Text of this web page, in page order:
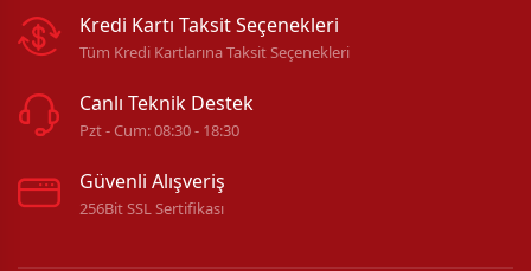
Kredi Kartı Taksit Seçenekleri
Tüm Kredi Kartlarına Taksit Seçenekleri
Canlı Teknik Destek
Pzt - Cum: 08:30 - 18:30
Güvenli Alışveriş
256Bit SSL Sertifikası